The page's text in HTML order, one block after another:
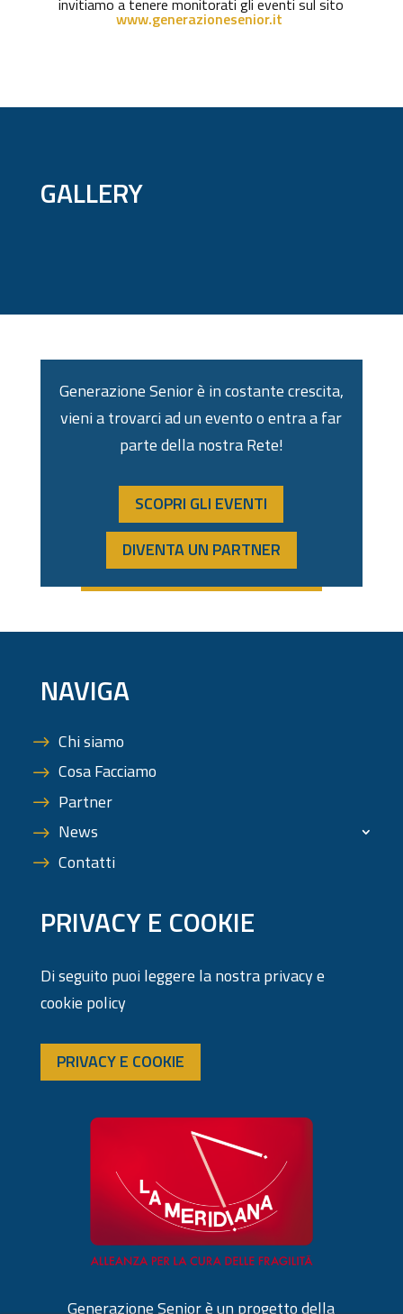
invitiamo a tenere monitorati gli eventi sul sito
www.generazionesenior.it
GALLERY
Generazione Senior è in costante crescita,
vieni a trovarci ad un evento o entra a far
parte della nostra Rete!
SCOPRI GLI EVENTI
DIVENTA UN PARTNER
NAVIGA
Chi siamo
Cosa Facciamo
Partner
News
Contatti
PRIVACY E COOKIE
Di seguito puoi leggere la nostra privacy e
cookie policy
PRIVACY E COOKIE
Generazione Senior è un progetto della